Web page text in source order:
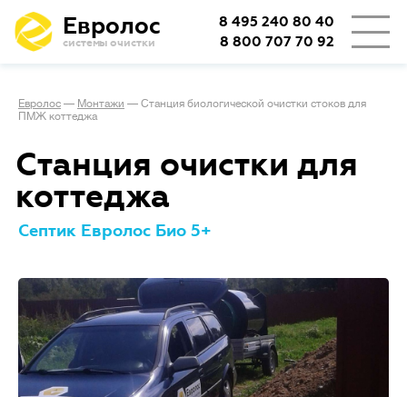
Евролос
системы очистки
8 495 240 80 40
8 800 707 70 92
Евролос — Монтажи — Станция биологической очистки стоков для
ПМЖ коттеджа
Станция очистки для
коттеджа
Септик Евролос Био 5+